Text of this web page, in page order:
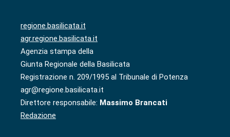
regione.basilicata.it
agr.regione.basilicata.it
Agenzia stampa della
Giunta Regionale della Basilicata
Registrazione n. 209/1995 al Tribunale di Potenza
agr@regione.basilicata.it
Direttore responsabile: Massimo Brancati
Redazione